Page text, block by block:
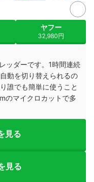
ヤフー
32,980円
ッダーです。1時間連続
動を切り替えられるの
誰でも簡単に使うこと
のマイクロカットで多
見る
見る